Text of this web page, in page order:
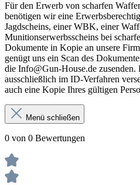
Für den Erwerb von scharfen
benötigen wir eine
Jagdscheins, einer WBK, einer
Munitionserwerbsscheins bei
Dokumente in Kopie an unsere
genügt uns ein Scan des
die Info@Gun-House.de zusenden.
ausschließlich im ID-Verfahren
auch eine Kopie Ihres gültigen
Menü schließen
0 von 0 Bewertungen